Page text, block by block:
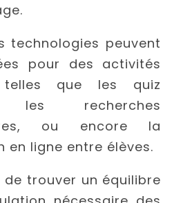
technologies peuvent
pour des activités
telles que les quiz
les recherches
ou encore la
en ligne entre élèves.
de trouver un équilibre